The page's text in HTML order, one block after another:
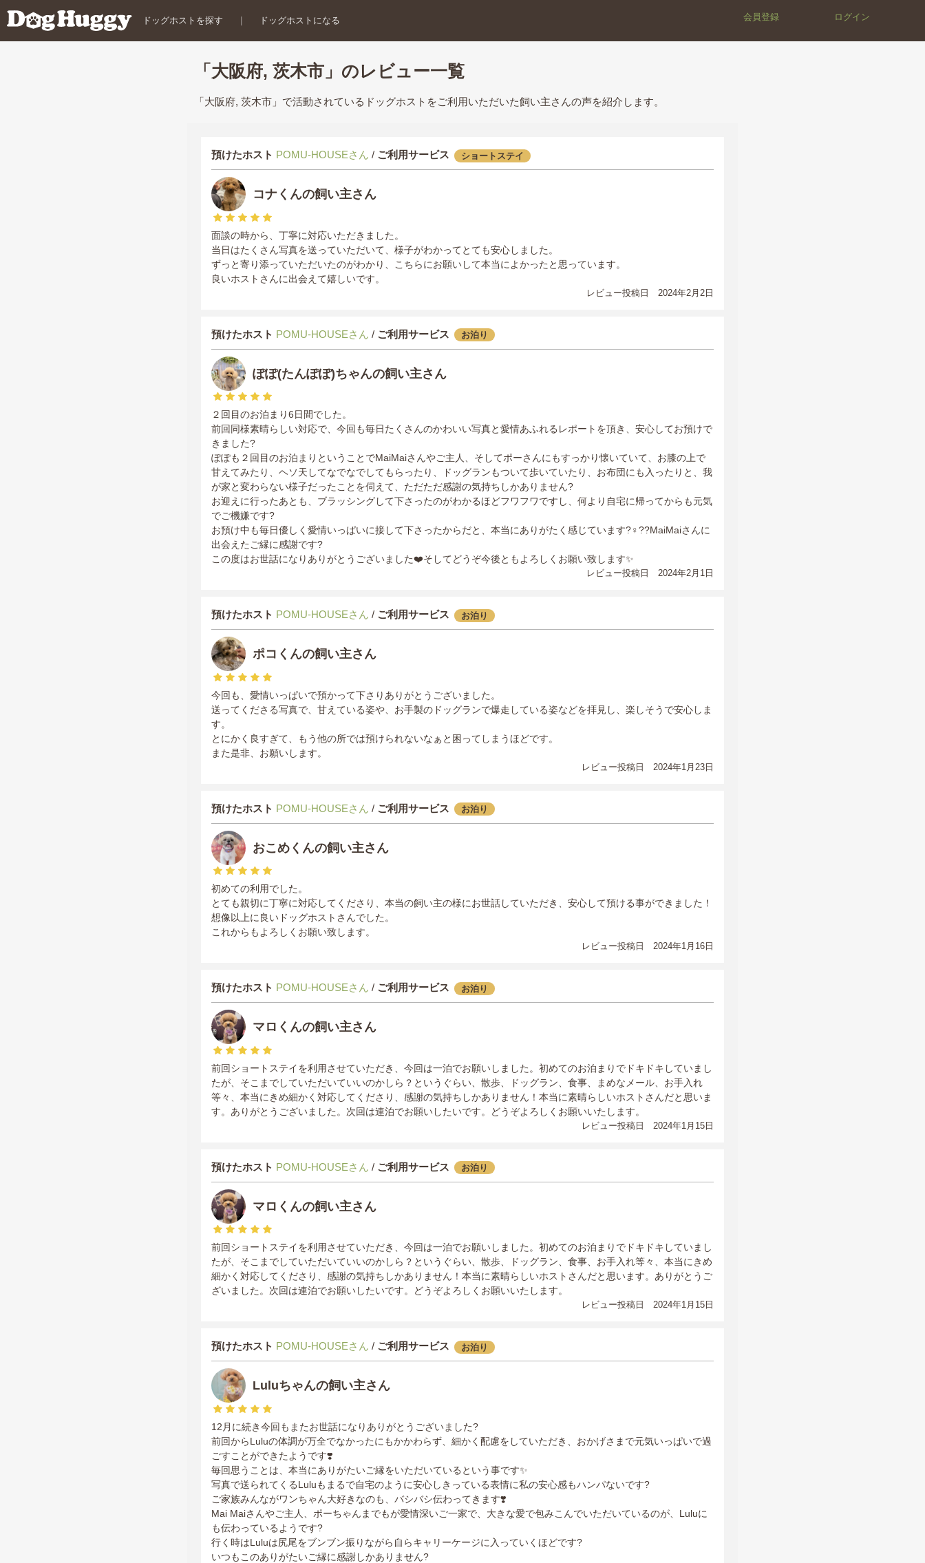
ドッグホストを探す ドッグホストになる 会員登録 ログイン
「大阪府, 茨木市」のレビュー一覧
「大阪府, 茨木市」で活動されているドッグホストをご利用いただいた飼い主さんの声を紹介します。
預けたホスト POMU-HOUSEさん / ご利用サービス ショートステイ
コナくんの飼い主さん
面談の時から、丁寧に対応いただきました。
当日はたくさん写真を送っていただいて、様子がわかってとても安心しました。
ずっと寄り添っていただいたのがわかり、こちらにお願いして本当によかったと思っています。
良いホストさんに出会えて嬉しいです。
レビュー投稿日 2024年2月2日
預けたホスト POMU-HOUSEさん / ご利用サービス お泊り
ぽぽ(たんぽぽ)ちゃんの飼い主さん
２回目のお泊まり6日間でした。
前回同様素晴らしい対応で、今回も毎日たくさんのかわいい写真と愛情あふれるレポートを頂き、安心してお預けで
きました?
ぽぽも２回目のお泊まりということでMaiMaiさんやご主人、そしてポーさんにもすっかり懐いていて、お膝の上で
甘えてみたり、ヘソ天してなでなでしてもらったり、ドッグランもついて歩いていたり、お布団にも入ったりと、我
が家と変わらない様子だったことを伺えて、ただただ感謝の気持ちしかありません?
お迎えに行ったあとも、ブラッシングして下さったのがわかるほどフワフワですし、何より自宅に帰ってからも元気
でご機嫌です?
お預け中も毎日優しく愛情いっぱいに接して下さったからだと、本当にありがたく感じています?‍♀️??MaiMaiさんに
出会えたご縁に感謝です?
この度はお世話になりありがとうございました❤️そしてどうぞ今後ともよろしくお願い致します✨
レビュー投稿日 2024年2月1日
預けたホスト POMU-HOUSEさん / ご利用サービス お泊り
ポコくんの飼い主さん
今回も、愛情いっぱいで預かって下さりありがとうございました。
送ってくださる写真で、甘えている姿や、お手製のドッグランで爆走している姿などを拝見し、楽しそうで安心しま
す。
とにかく良すぎて、もう他の所では預けられないなぁと困ってしまうほどです。
また是非、お願いします。
レビュー投稿日 2024年1月23日
預けたホスト POMU-HOUSEさん / ご利用サービス お泊り
おこめくんの飼い主さん
初めての利用でした。
とても親切に丁寧に対応してくださり、本当の飼い主の様にお世話していただき、安心して預ける事ができました！
想像以上に良いドッグホストさんでした。
これからもよろしくお願い致します。
レビュー投稿日 2024年1月16日
預けたホスト POMU-HOUSEさん / ご利用サービス お泊り
マロくんの飼い主さん
前回ショートステイを利用させていただき、今回は一泊でお願いしました。初めてのお泊まりでドキドキしていまし
たが、そこまでしていただいていいのかしら？というぐらい、散歩、ドッグラン、食事、まめなメール、お手入れ
等々、本当にきめ細かく対応してくださり、感謝の気持ちしかありません！本当に素晴らしいホストさんだと思いま
す。ありがとうございました。次回は連泊でお願いしたいです。どうぞよろしくお願いいたします。
レビュー投稿日 2024年1月15日
預けたホスト POMU-HOUSEさん / ご利用サービス お泊り
マロくんの飼い主さん
前回ショートステイを利用させていただき、今回は一泊でお願いしました。初めてのお泊まりでドキドキしていまし
たが、そこまでしていただいていいのかしら？というぐらい、散歩、ドッグラン、食事、お手入れ等々、本当にきめ
細かく対応してくださり、感謝の気持ちしかありません！本当に素晴らしいホストさんだと思います。ありがとうご
ざいました。次回は連泊でお願いしたいです。どうぞよろしくお願いいたします。
レビュー投稿日 2024年1月15日
預けたホスト POMU-HOUSEさん / ご利用サービス お泊り
Luluちゃんの飼い主さん
12月に続き今回もまたお世話になりありがとうございました?
前回からLuluの体調が万全でなかったにもかかわらず、細かく配慮をしていただき、おかげさまで元気いっぱいで過
ごすことができたようです❣️
毎回思うことは、本当にありがたいご縁をいただいているという事です✨
写真で送られてくるLuluもまるで自宅のように安心しきっている表情に私の安心感もハンパないです?
ご家族みんながワンちゃん大好きなのも、バシバシ伝わってきます❣️
Mai Maiさんやご主人、ポーちゃんまでもが愛情深いご一家で、大きな愛で包みこんでいただいているのが、Luluに
も伝わっているようです?
行く時はLuluは尻尾をブンブン振りながら自らキャリーケージに入っていくほどです?
いつもこのありがたいご縁に感謝しかありません?